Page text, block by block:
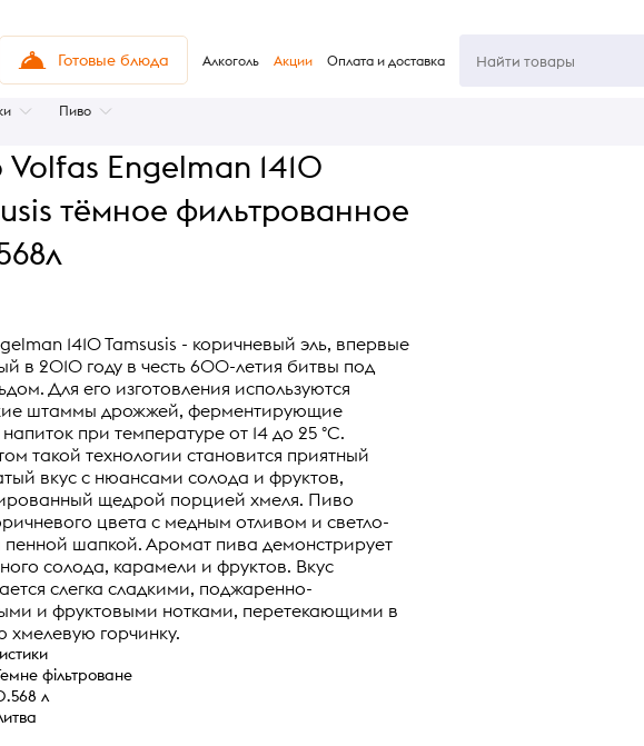
Готовые блюда Алкоголь Акции Оплата и доставка
Пиво
Engelman 1410
тёмное фильтрованное
1410 Tamsusis - коричневый эль, впервые
в 2010 году в честь 600-летия битвы под
Для его изготовления используются
штаммы дрожжей, ферментирующие
при температуре от 14 до 25 °С.
такой технологии становится приятный
вкус с нюансами солода и фруктов,
щедрой порцией хмеля. Пиво
цвета с медным отливом и светло-
шапкой. Аромат пива демонстрирует
солода, карамели и фруктов. Вкус
слегка сладкими, поджаренно-
и фруктовыми нотками, перетекающими в
хмелевую горчинку.
фільтроване
л